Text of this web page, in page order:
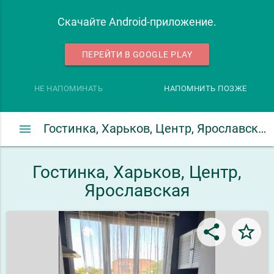
Скачайте Android-приложение.
ПЕРЕЙТИ В GOOGLE PLAY
НЕ НАПОМИНАТЬ НАПОМНИТЬ ПОЗЖЕ
Гостинка, Харьков, Центр, Ярославская
menu
Гостинка, Харьков, Центр,
Ярославская
share star_border